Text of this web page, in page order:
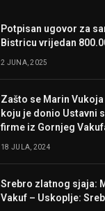
Potpisan ugovor za
Bistricu vrijedan
2 JUNA, 2025
Zašto se Marin
koju je donio Ustavni
firme iz Gornjeg
18 JULA, 2024
Srebro zlatnog sjaja:
Vakuf – Uskoplje: